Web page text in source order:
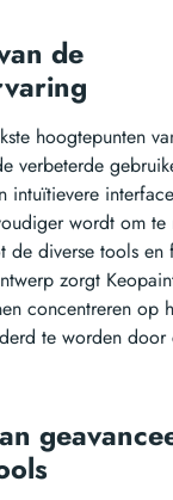
de
hoogtepunten
verbeterde
intuïtievere
wordt om te
de diverse tools en
zorgt
concentreren op
te worden door